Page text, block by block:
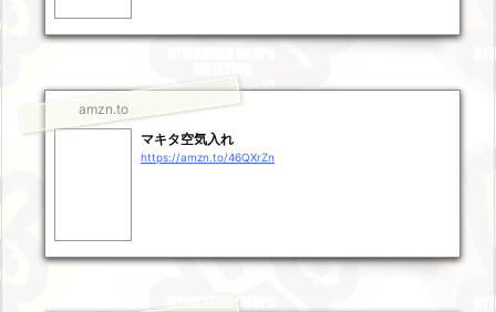
amzn.to
マキタ空気入れ
https://amzn.to/46QXrZn